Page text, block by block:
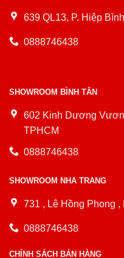
639 QL13, P. Hiệp
0888746438
SHOWROOM BÌNH TÂN
602 Kinh Dương
TPHCM
0888746438
SHOWROOM NHA TRANG
731 , Lê Hồng Phong
0888746438
CHÍNH SÁCH BÁN HÀNG